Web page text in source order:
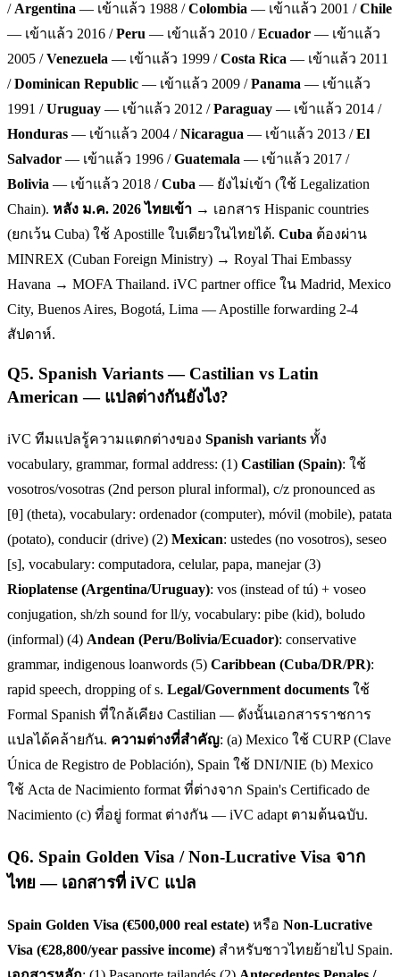
/ Argentina — เข้าแล้ว 1988 /Colombia — เข้าแล้ว 2001 /Chile
— เข้าแล้ว 2016 /Peru — เข้าแล้ว 2010 /Ecuador — เข้าแล้ว
2005 /Venezuela — เข้าแล้ว 1999 /Costa Rica — เข้าแล้ว 2011
/Dominican Republic — เข้าแล้ว 2009 /Panama — เข้าแล้ว
1991 /Uruguay — เข้าแล้ว 2012 /Paraguay — เข้าแล้ว 2014 /
Honduras — เข้าแล้ว 2004 /Nicaragua — เข้าแล้ว 2013 /El
Salvador — เข้าแล้ว 1996 /Guatemala — เข้าแล้ว 2017 /
Bolivia — เข้าแล้ว 2018 /Cuba — ยังไม่เข้า (ใช้ Legalization
Chain). หลัง ม.ค. 2026 ไทยเข้า → เอกสาร Hispanic countries
(ยกเว้น Cuba) ใช้ Apostille ใบเดียวในไทยได้. Cuba ต้องผ่าน
MINREX (Cuban Foreign Ministry) → Royal Thai Embassy
Havana → MOFA Thailand. iVC partner office ใน Madrid, Mexico
City, Buenos Aires, Bogotá, Lima — Apostille forwarding 2-4
สัปดาห์.
Q5. Spanish Variants — Castilian vs Latin
American — แปลต่างกันยังไง?
iVC ทีมแปลรู้ความแตกต่างของ Spanish variants ทั้ง
vocabulary, grammar, formal address: (1) Castilian (Spain): ใช้
vosotros/vosotras (2nd person plural informal), c/z pronounced as
[θ] (theta), vocabulary: ordenador (computer), móvil (mobile), patata
(potato), conducir (drive) (2) Mexican: ustedes (no vosotros), seseo
[s], vocabulary: computadora, celular, papa, manejar (3)
Rioplatense (Argentina/Uruguay): vos (instead of tú) + voseo
conjugation, sh/zh sound for ll/y, vocabulary: pibe (kid), boludo
(informal) (4) Andean (Peru/Bolivia/Ecuador): conservative
grammar, indigenous loanwords (5) Caribbean (Cuba/DR/PR):
rapid speech, dropping of s. Legal/Government documents ใช้
Formal Spanish ที่ใกล้เคียง Castilian — ดังนั้นเอกสารราชการ
แปลได้คล้ายกัน. ความต่างที่สำคัญ: (a) Mexico ใช้ CURP (Clave
Única de Registro de Población), Spain ใช้ DNI/NIE (b) Mexico
ใช้ Acta de Nacimiento format ที่ต่างจาก Spain's Certificado de
Nacimiento (c) ที่อยู่ format ต่างกัน — iVC adapt ตามต้นฉบับ.
Q6. Spain Golden Visa / Non-Lucrative Visa จาก
ไทย — เอกสารที่ iVC แปล
Spain Golden Visa (€500,000 real estate) หรือ Non-Lucrative
Visa (€28,800/year passive income) สำหรับชาวไทยย้ายไป Spain.